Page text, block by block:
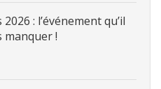
: l’événement qu’il
manquer !